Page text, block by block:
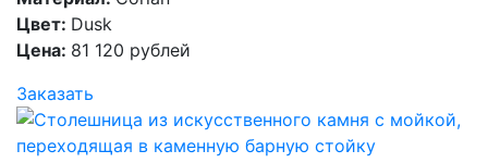
Цвет: Dusk
Цена: 81 120 рублей
Заказать